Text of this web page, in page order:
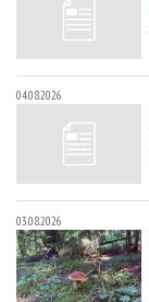
04.08.2026
03.08.2026